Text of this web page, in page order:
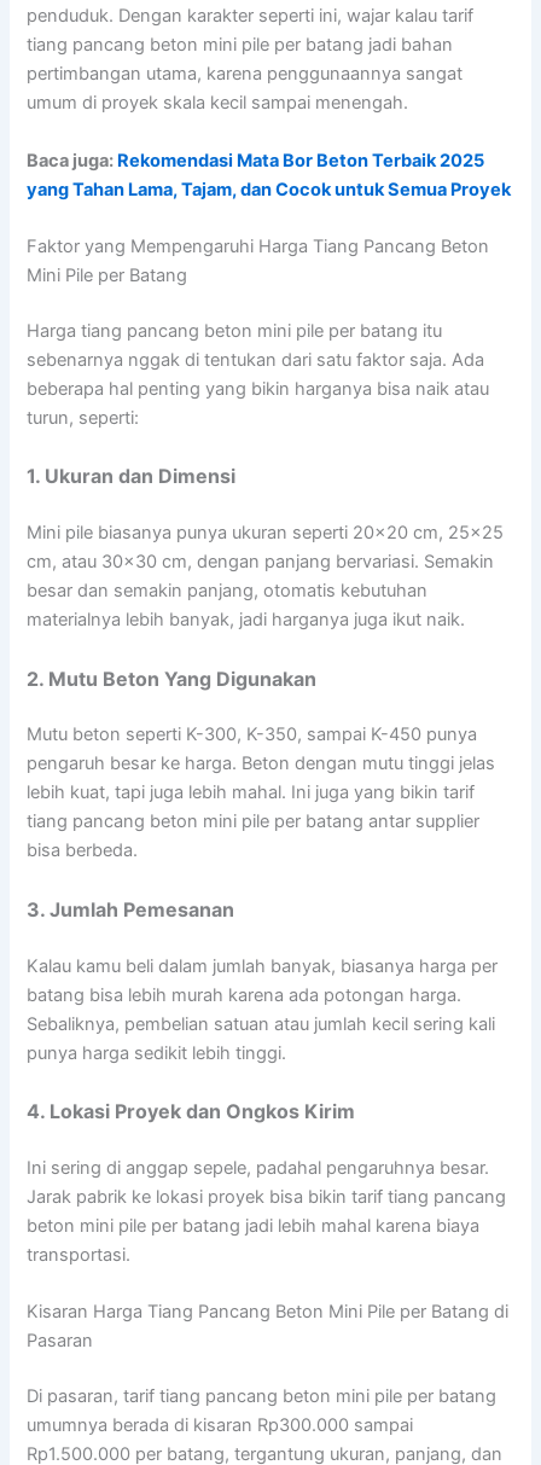
penduduk. Dengan karakter seperti ini, wajar kalau tarif
tiang pancang beton mini pile per batang jadi bahan
pertimbangan utama, karena penggunaannya sangat
umum di proyek skala kecil sampai menengah.
Baca juga: Rekomendasi Mata Bor Beton Terbaik 2025
yang Tahan Lama, Tajam, dan Cocok untuk Semua Proyek
Faktor yang Mempengaruhi Harga Tiang Pancang Beton
Mini Pile per Batang
Harga tiang pancang beton mini pile per batang itu
sebenarnya nggak di tentukan dari satu faktor saja. Ada
beberapa hal penting yang bikin harganya bisa naik atau
turun, seperti:
1. Ukuran dan Dimensi
Mini pile biasanya punya ukuran seperti 20×20 cm, 25×25
cm, atau 30×30 cm, dengan panjang bervariasi. Semakin
besar dan semakin panjang, otomatis kebutuhan
materialnya lebih banyak, jadi harganya juga ikut naik.
2. Mutu Beton Yang Digunakan
Mutu beton seperti K-300, K-350, sampai K-450 punya
pengaruh besar ke harga. Beton dengan mutu tinggi jelas
lebih kuat, tapi juga lebih mahal. Ini juga yang bikin tarif
tiang pancang beton mini pile per batang antar supplier
bisa berbeda.
3. Jumlah Pemesanan
Kalau kamu beli dalam jumlah banyak, biasanya harga per
batang bisa lebih murah karena ada potongan harga.
Sebaliknya, pembelian satuan atau jumlah kecil sering kali
punya harga sedikit lebih tinggi.
4. Lokasi Proyek dan Ongkos Kirim
Ini sering di anggap sepele, padahal pengaruhnya besar.
Jarak pabrik ke lokasi proyek bisa bikin tarif tiang pancang
beton mini pile per batang jadi lebih mahal karena biaya
transportasi.
Kisaran Harga Tiang Pancang Beton Mini Pile per Batang di
Pasaran
Di pasaran, tarif tiang pancang beton mini pile per batang
umumnya berada di kisaran Rp300.000 sampai
Rp1.500.000 per batang, tergantung ukuran, panjang, dan